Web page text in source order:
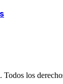
los